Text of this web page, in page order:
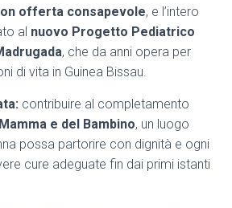
offerta consapevole, e l’intero
al nuovo Progetto Pediatrico
, che da anni opera per
di vita in Guinea Bissau.
contribuire al completamento
e del Bambino, un luogo
possa partorire con dignità e ogni
cure adeguate fin dai primi istanti